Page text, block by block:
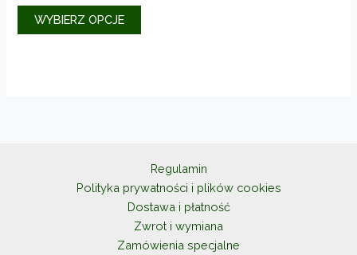
WYBIERZ OPCJE
Ten
na
stronie
produktu
Regulamin
Polityka prywatności i plików cookies
Dostawa i płatność
Zwrot i wymiana
Zamówienia specjalne